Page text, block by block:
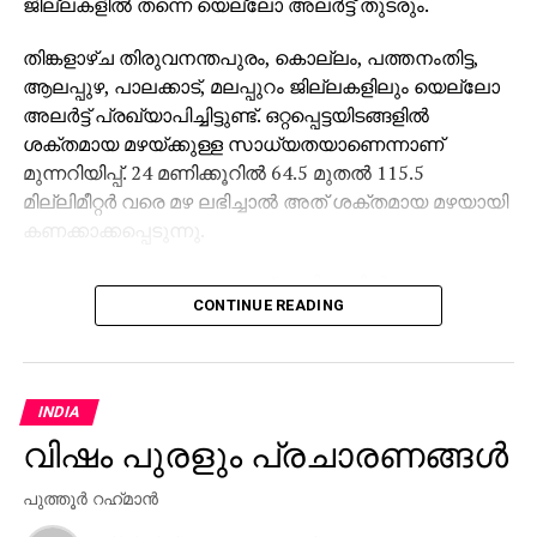
തിങ്കളാഴ്ച തിരുവനന്തപുരം, കൊല്ലം, പത്തനംതിട്ട,
ആലപ്പുഴ, പാലക്കാട്, മലപ്പുറം ജില്ലകളിലും യെല്ലോ
അലര്‍ട്ട് പ്രഖ്യാപിച്ചിട്ടുണ്ട്. ഒറ്റപ്പെട്ടയിടങ്ങളില്‍
ശക്തമായ മഴയ്ക്കുള്ള സാധ്യതയാണെന്നാണ്
മുന്നറിയിപ്പ്. 24 മണിക്കൂറില്‍ 64.5 മുതല്‍ 115.5
മില്ലിമീറ്റര്‍ വരെ മഴ ലഭിച്ചാല്‍ അത് ശക്തമായ മഴയായി
അതോടൊപ്പം അടുത്ത മൂന്ന് മണിക്കൂറില്‍ ആലപ്പുഴ,
കോട്ടയം, എറണാകുളം ജില്ലകളിലെ
മഴക്കും മണിക്കൂറില്‍ 40 കിലോമീറ്റര്‍ വരെ വേഗതയില്‍
കാറ്റിനും സാധ്യതയുണ്ടെന്നും കേന്ദ്ര കാലാവസ്ഥ
വകുപ്പ് വ്യക്തമാക്കി.
മത്സ്യത്തൊഴിലാളികള്‍ക്കുള്ള മുന്നറിയിപ്പ്
CONTINUE READING
INDIA
വിഷം പുരളും പ്രചാരണങ്ങൾ
പുത്തൂര്‍ റഹ്‌മാന്‍